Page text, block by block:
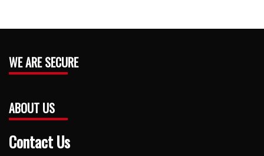
WE ARE SECURE
ABOUT US
Contact Us